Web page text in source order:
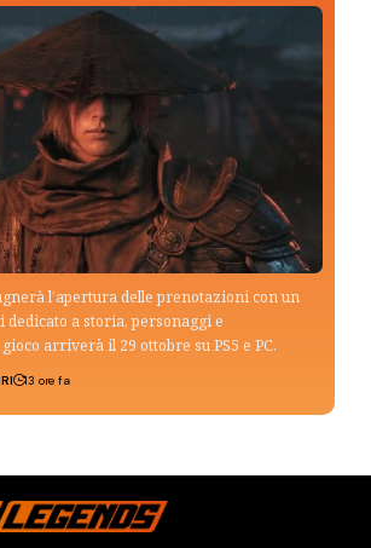
l’apertura delle prenotazioni con un
a storia, personaggi e
arriverà il 29 ottobre su PS5 e PC.
13 ore fa